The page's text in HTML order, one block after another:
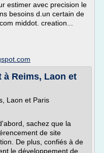
estimer avec precision le
besoins d.un certain de
middot. creation...
Reims, Laon et
Laon et Paris
sachez que la
de site
De plus, confiés à de
le développement de